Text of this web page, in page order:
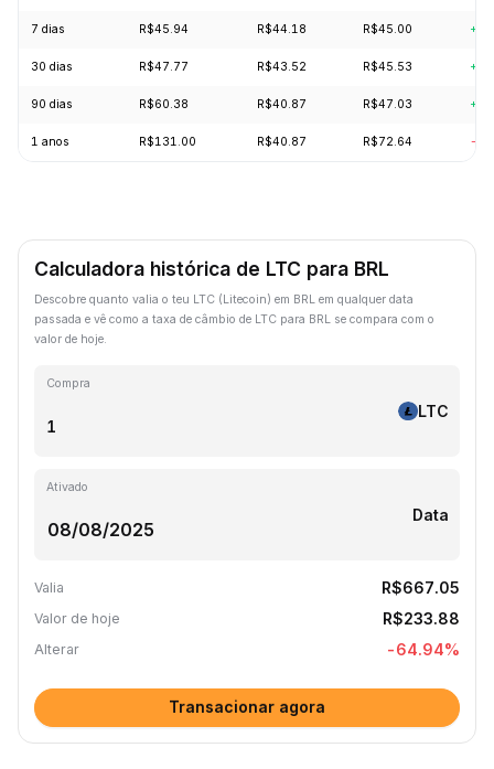
7 dias R$45.94 R$44.18 R$45.00
30 dias R$47.77 R$43.52 R$45.53
90 dias R$60.38 R$40.87 R$47.03
1 anos R$131.00 R$40.87 R$72.64 -
Calculadora histórica de LTC para BRL
Descobre quanto valia o teu LTC (Litecoin) em BRL em qualquer data
passada e vê como a taxa de câmbio de LTC para BRL se compara com o
valor de hoje.
Compra
LTC
Ativado
Data
Valia R$667.05
Valor de hoje R$233.88
Alterar -64.94%
Transacionar agora